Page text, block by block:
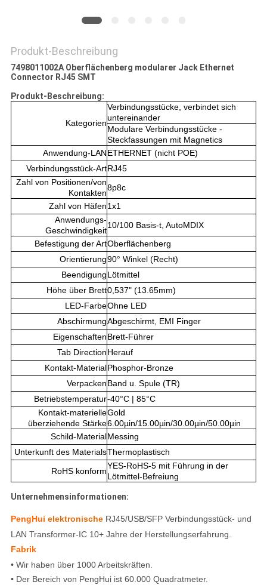
Produkt-Beschreibung
7498011002A Oberflächenberg modularer Jack Ethernet
Connector RJ45 SMT
Produkt-Beschreibung:
Kategorien
Verbindungsstücke, verbindet sich
untereinander
Modulare Verbindungsstücke -
Steckfassungen mit Magnetics
Anwendung-LANETHERNET (nicht POE)
Verbindungsstück-ArtRJ45
Zahl von Positionen/von
Kontakten
8p8c
Zahl von Häfen1x1
Anwendungs-
Geschwindigkeit
10/100 Basis-t, AutoMDIX
Befestigung der ArtOberflächenberg
Orientierung90° Winkel (Recht)
BeendigungLötmittel
Höhe über Brett0,537" (13.65mm)
LED-FarbeOhne LED
AbschirmungAbgeschirmt, EMI Finger
EigenschaftenBrett-Führer
Tab DirectionHerauf
Kontakt-MaterialPhosphor-Bronze
VerpackenBand u. Spule (TR)
Betriebstemperatur-40°C | 85°C
Kontakt-materielle
überziehende Stärke
Gold
6.00µin/15.00µin/30.00µin/50.00µin
Schild-MaterialMessing
Unterkunft des MaterialsThermoplastisch
RoHS konform
YES-RoHS-5 mit Führung in der
Lötmittel-Befreiung
Unternehmensinformationen:
PengHui elektronischeRJ45/USB/SFP Verbindungsstück- und
LAN Transformer-IC 10+ Jahre der Herstellungserfahrung.
Fabrik
• Wir haben über 1000 Arbeitskräften.
• Der Bereich von PengHui ist 60.000 Quadratmeter.